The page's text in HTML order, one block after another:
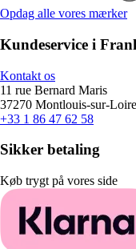
Opdag alle vores mærker
Kundeservice i
Kontakt os
11 rue Bernard Maris
37270 Montlouis-sur-
+33 1 86 47 62 58
Sikker betaling
Køb trygt på vores side